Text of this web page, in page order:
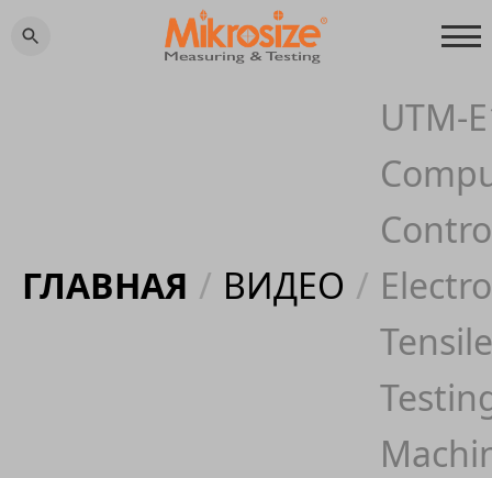
ГЛАВНАЯ / ВИДЕО /
UTM-
Tensile